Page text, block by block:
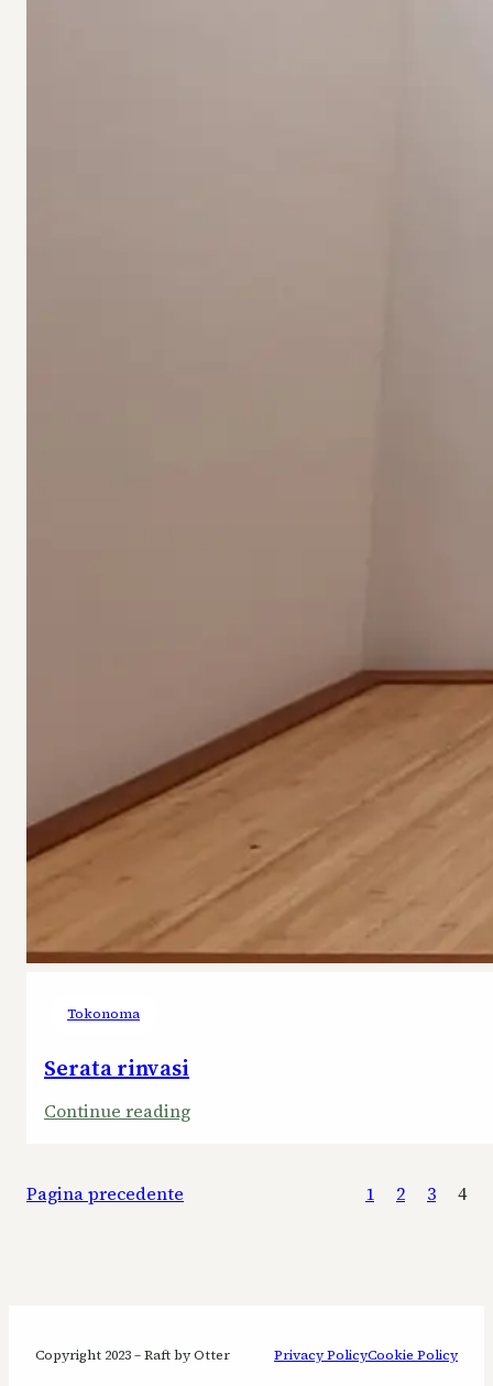
Tokonoma
Serata rinvasi
Continue reading:
Pagina precedente
1 2 3 4
Copyright 2023 – Raft by Otter Privacy PolicyCookie Policy